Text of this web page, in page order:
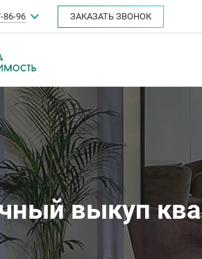
86-96 ЗАКАЗАТЬ ЗВОНОК
выкуп